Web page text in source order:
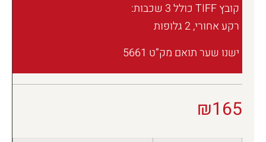
קובץ TIFF כולל 3 שכבות:
רקע אחורי, 2 גלופות
ישנו שער תואם מק”ט 5661
₪165